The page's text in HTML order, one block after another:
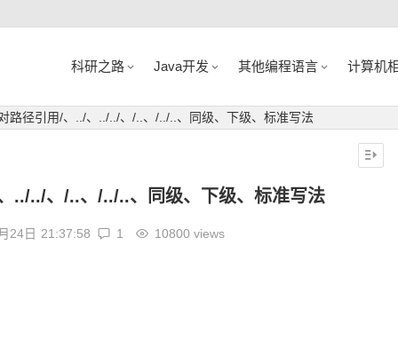
科研之路 Java开发 其他编程语言 计算机
路径引用/、../、../../、/..、/../..、同级、下级、标准写法
../../、/..、/../..、同级、下级、标准写法
24日 21:37:58 1 10800 views